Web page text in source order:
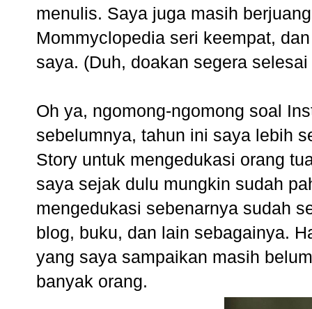
menulis. Saya juga masih
Mommyclopedia seri keempat,
saya. (Duh, doakan segera
Oh ya, ngomong-ngomong soal
sebelumnya, tahun ini saya lebih
Story untuk mengedukasi orang
saya sejak dulu mungkin sudah
mengedukasi sebenarnya sudah
blog, buku, dan lain sebagainya.
yang saya sampaikan masih
banyak orang.